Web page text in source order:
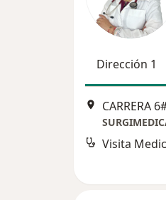
Dirección 1
CARRERA
Visita